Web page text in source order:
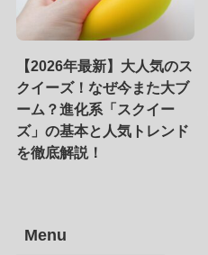
【2026年最新】大人気のス
クイーズ！なぜ今また大ブ
ーム？進化系「スクイー
ズ」の基本と人気トレンド
を徹底解説！
Menu